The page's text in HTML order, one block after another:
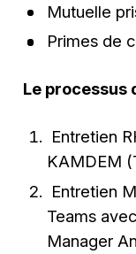
Mutuelle
Primes de
Le processus
Entretien
KAMDEM
Entretien
Teams
Manager